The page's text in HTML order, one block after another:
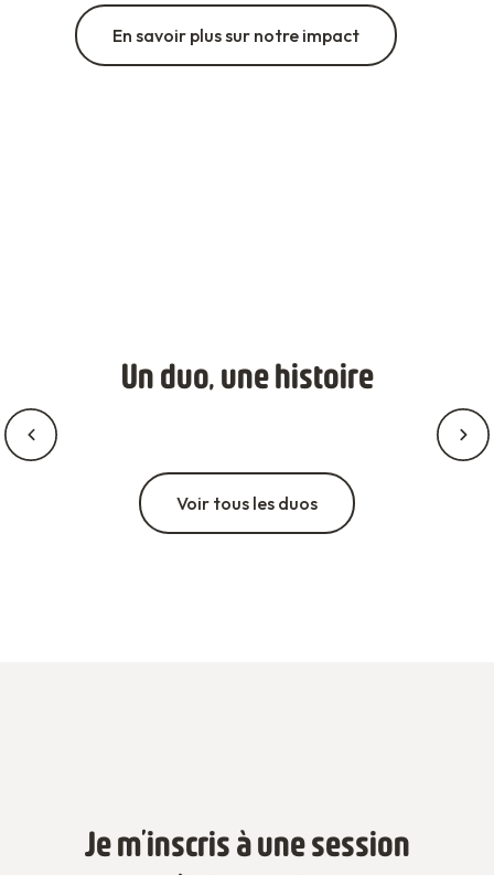
En savoir plus sur notre impact
Un duo, une histoire
Voir tous les duos
Je m’inscris à une session